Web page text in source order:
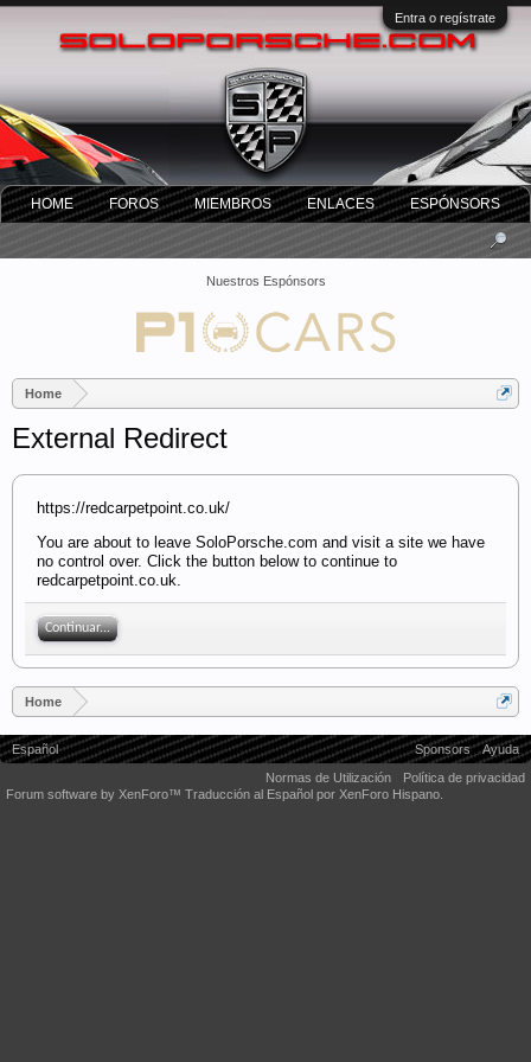
Entra o regístrate
Nuestros Espónsors
Home
External Redirect
https://redcarpetpoint.co.uk/
You are about to leave SoloPorsche.com and visit a site we have
no control over. Click the button below to continue to
redcarpetpoint.co.uk.
Continuar...
Home
HOME FOROS MIEMBROS ENLACES ESPÓNSORS
Español Sponsors
Ayuda
Normas de Utilización
Política de privacidad
Forum software by XenForo™ Traducción al Español por XenForo Hispano.